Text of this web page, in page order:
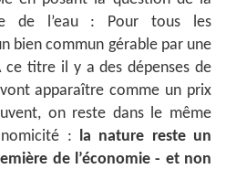
de l’eau : Pour tous les
bien commun gérable par une
titre il y a des dépenses de
apparaître comme un prix
on reste dans le même
: la nature reste un
de l’économie - et non